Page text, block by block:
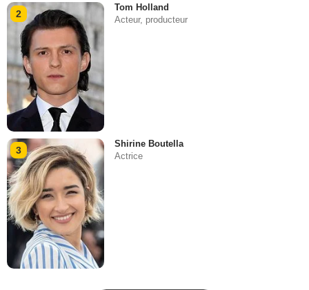
2
Tom Holland
Acteur, producteur
3
Shirine Boutella
Actrice